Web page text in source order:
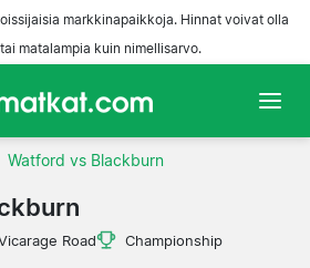
markkinapaikkoja. Hinnat voivat olla
matalampia kuin nimellisarvo.
Watford vs Blackburn
Road
Championship